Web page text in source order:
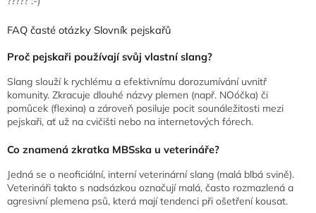
FAQ časté otázky Slovník pejskařů
Proč pejskaři používají svůj vlastní slang?
Slang slouží k rychlému a efektivnímu dorozumívání uvnitř
komunity. Zkracuje dlouhé názvy plemen (např. NOóčka) či
pomůcek (flexina) a zároveň posiluje pocit sounáležitosti mezi
pejskaři, ať už na cvičišti nebo na internetových fórech.
Co znamená zkratka MBSska u veterináře?
Jedná se o neoficiální, interní veterinární slang (malá blbá svině).
Veterináři takto s nadsázkou označují malá, často rozmazlená a
agresivní plemena psů, která mají tendenci při ošetření kousat.